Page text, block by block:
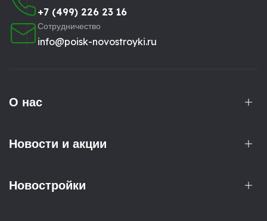
+7 (499) 226 23 16
Сотрудничество
info@poisk-novostroyki.ru
О нас
Новости и акции
Новостройки